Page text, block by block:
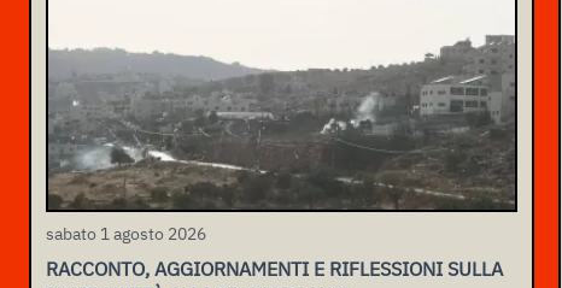
sabato 1 agosto 2026
RACCONTO, AGGIORNAMENTI E RIFLESSIONI SULLA